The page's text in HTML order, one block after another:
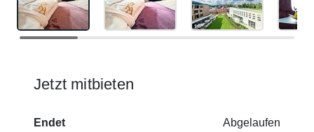
Jetzt mitbieten
Endet Abgelaufen